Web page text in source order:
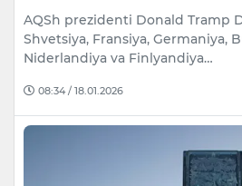
AQSh prezidenti Donald Tramp
Shvetsiya, Fransiya, Germaniya,
Niderlandiya va Finlyandiya…
08:34 / 18.01.2026